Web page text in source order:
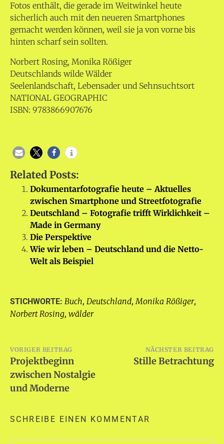
Fotos enthält, die gerade im Weitwinkel heute
sicherlich auch mit den neueren Smartphones
gemacht werden können, weil sie ja von vorne bis
hinten scharf sein sollten.
Norbert Rosing, Monika Rößiger
Deutschlands wilde Wälder
Seelenlandschaft, Lebensader und Sehnsuchtsort
NATIONAL GEOGRAPHIC
ISBN: 9783866907676
Related Posts:
Dokumentarfotografie heute – Aktuelles
zwischen Smartphone und Streetfotografie
Deutschland – Fotografie trifft Wirklichkeit –
Made in Germany
Die Perspektive
Wie wir leben – Deutschland und die Netto-
Welt als Beispiel
STICHWORTE: Buch, Deutschland,Monika Rößiger,
Norbert Rosing, wälder
Beitragsnavigation
VORIGER BEITRAG
Projektbeginn
zwischen Nostalgie
und Moderne
NÄCHSTER BEITRAG
Stille Betrachtung
SCHREIBE EINEN KOMMENTAR